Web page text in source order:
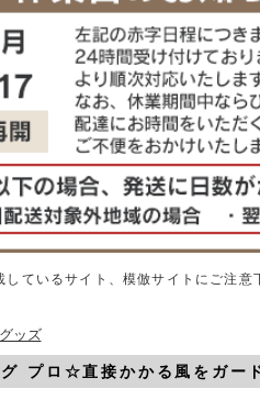
ているサイト、模倣サイトにご注意
ッズ
グ プロ☆直接かかる風をガー